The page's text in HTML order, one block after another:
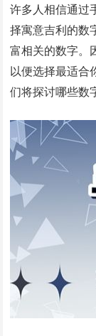
许多人相信通过
择寓意吉利的数
富相关的数字。
以便选择最适合
们将探讨哪些数